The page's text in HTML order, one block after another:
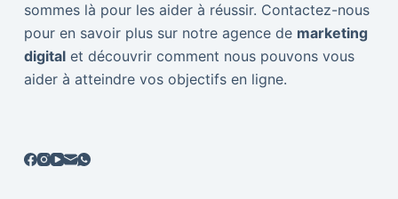
sommes là pour les aider à réussir. Contactez-nous
pour en savoir plus sur notre agence de marketing
digitalet découvrir comment nous pouvons vous
aider à atteindre vos objectifs en ligne.